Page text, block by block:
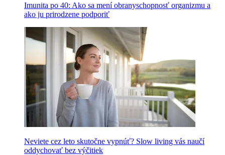
Imunita po 40: Ako sa mení obranyschopnosť organizmu a
ako ju prirodzene podporiť
Neviete cez leto skutočne vypnúť? Slow living vás naučí
oddychovať bez výčitiek